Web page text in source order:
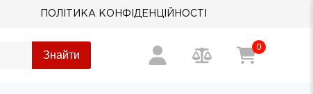
ПОЛІТИКА КОНФІДЕНЦІЙНОСТІ
Знайти
0